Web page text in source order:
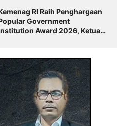
RI Raih Penghargaan
Government
Award 2026, Ketua
Ucapan Selamat